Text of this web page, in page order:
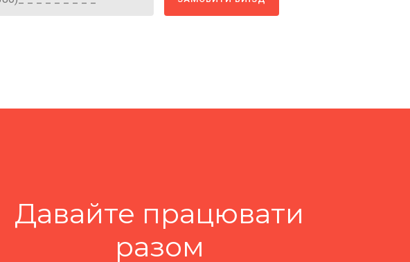
Давайте працювати
разом